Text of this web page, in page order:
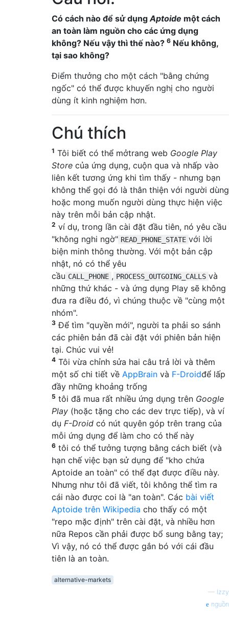
Có cách nào để sử dụng Aptoide một cách
an toàn làm nguồn cho các ứng dụng
không? Nếu vậy thì thế nào? 6 Nếu không,
tại sao không?
Điểm thưởng cho một cách "bằng chứng
ngốc" có thể được khuyến nghị cho người
dùng ít kinh nghiệm hơn.
Chú thích
1 Tôi biết có thể mởtrang web Google Play
Store của ứng dụng, cuộn qua và nhấp vào
liên kết tương ứng khi tìm thấy - nhưng bạn
không thể gọi đó là thân thiện với người dùng
hoặc mong muốn người dùng thực hiện việc
này trên mỗi bản cập nhật.
2 ví dụ, trong lần cài đặt đầu tiên, nó yêu cầu
"không nghi ngờ" READ_PHONE_STATE với lời
biện minh thông thường. Với một bản cập
nhật, nó có thể yêu
cầu CALL_PHONE , PROCESS_OUTGOING_CALLS và
những thứ khác - và ứng dụng Play sẽ không
đưa ra điều đó, vì chúng thuộc về "cùng một
nhóm".
3 Để tìm "quyền mới", người ta phải so sánh
các phiên bản đã cài đặt với phiên bản hiện
tại. Chúc vui vẻ!
4 Tôi vừa chỉnh sửa hai câu trả lời và thêm
một số chi tiết về AppBrain và F-Droidđể lấp
đầy những khoảng trống
5 tôi đã mua rất nhiều ứng dụng trên Google
Play (hoặc tặng cho các dev trực tiếp), và ví
dụ F-Droid có nút quyên góp trên trang của
mỗi ứng dụng để làm cho có thể này
6 tôi có thể tưởng tượng bằng cách biết (và
hạn chế việc bạn sử dụng để "kho chứa
Aptoide an toàn" có thể đạt được điều này.
Nhưng như tôi đã viết, tôi không thể tìm ra
cái nào được coi là "an toàn". Các bài viết
Aptoide trên Wikipedia cho thấy có một
"repo mặc định" trên cài đặt, và nhiều hơn
nữa Repos cần phải được bổ sung bằng tay;
Vì vậy, nó có thể được gắn bó với cái đầu
tiên là an toàn.
alternative-markets
— Izzy
nguồn